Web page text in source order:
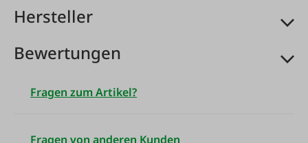
Flügelschraube kann dieser leicht fixiert werden. Der
Füllstand kann durch das PEKI -Schwimmerventil
Hersteller
Bewertungen
Fragen zum Artikel?
Fragen von anderen Kunden